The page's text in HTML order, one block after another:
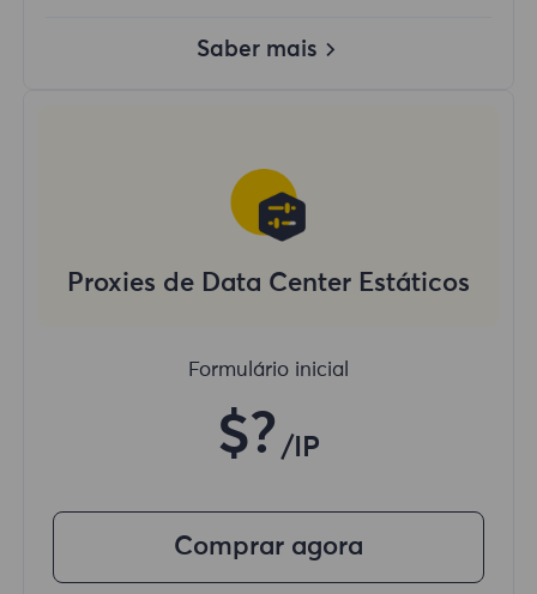
Saber mais
Proxies de Data Center Estáticos
Formulário inicial
$? /IP
Comprar agora